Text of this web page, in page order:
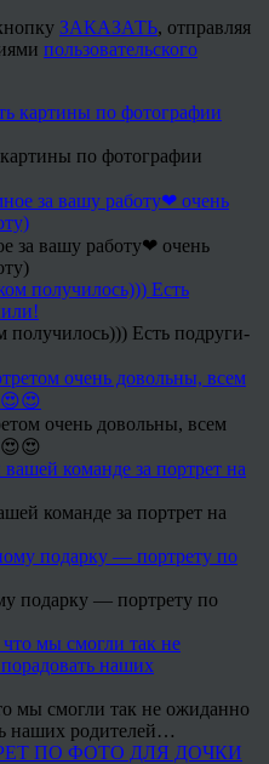
ЗАКАЗАТЬ, отправляя
пользовательского
по фотографии
за вашу работу❤ очень
получилось))) Есть подруги-
очень довольны, всем
😍😍
команде за портрет на
подарку — портрету по
мы смогли так не ожиданно
наших родителей…